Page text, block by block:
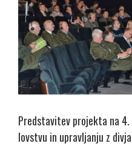
Predstavitev projekta na 4.
lovstvu in upravljanju z